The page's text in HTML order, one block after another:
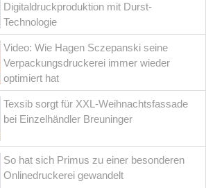
Digitaldruckproduktion mit Durst-
Technologie
Video: Wie Hagen Sczepanski seine
Verpackungsdruckerei immer wieder
optimiert hat
Texsib sorgt für XXL-Weihnachtsfassade
bei Einzelhändler Breuninger
So hat sich Primus zu einer besonderen
Onlinedruckerei gewandelt